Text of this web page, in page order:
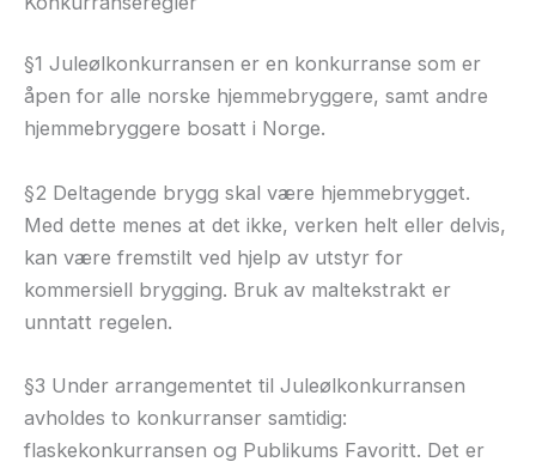
§1 Juleølkonkurransen er en konkurranse som er
åpen for alle norske hjemmebryggere, samt andre
hjemmebryggere bosatt i Norge.
§2 Deltagende brygg skal være hjemmebrygget.
Med dette menes at det ikke, verken helt eller delvis,
kan være fremstilt ved hjelp av utstyr for
kommersiell brygging. Bruk av maltekstrakt er
unntatt regelen.
§3 Under arrangementet til Juleølkonkurransen
avholdes to konkurranser samtidig:
flaskekonkurransen og Publikums Favoritt. Det er